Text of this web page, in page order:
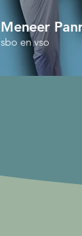
Meneer
sbo en vso